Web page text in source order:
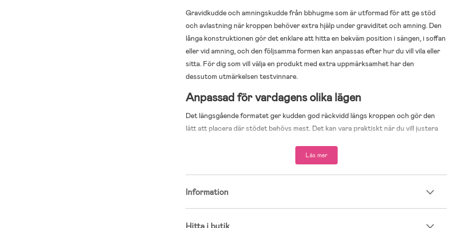
Gravidkudde och amningskudde från bbhugme som är utformad för att ge stöd
och avlastning när kroppen behöver extra hjälp under graviditet och amning. Den
långa konstruktionen gör det enklare att hitta en bekväm position i sängen, i soffan
eller vid amning, och den följsamma formen kan anpassas efter hur du vill vila eller
sitta. För dig som vill välja en produkt med extra uppmärksamhet har den
dessutom utmärkelsen testvinnare.
Anpassad för vardagens olika lägen
Det längsgående formatet ger kudden god räckvidd längs kroppen och gör den
lätt att placera där stödet behövs mest. Det kan vara praktiskt när du vill justera
bekvämt. Den är framtagen för att fungera som ett enkelt hjälpmedel när du vill
skapa en mer stabil och avlastande position utan att behöva flera olika kuddar.
20 cm i diameter
150 cm lång
Läs mer
Information